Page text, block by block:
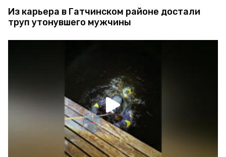
Из карьера в Гатчинском районе достали
труп утонувшего мужчины